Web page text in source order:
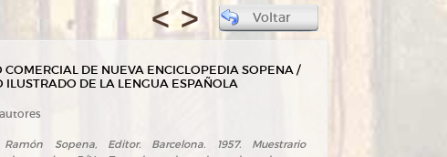
< > Voltar
COMERCIAL DE NUEVA ENCICLOPEDIA SOPENA /
ILUSTRADO DE LA LENGUA ESPAÑOLA
Ramón Sopena, Editor. Barcelona. 1957. Muestrario